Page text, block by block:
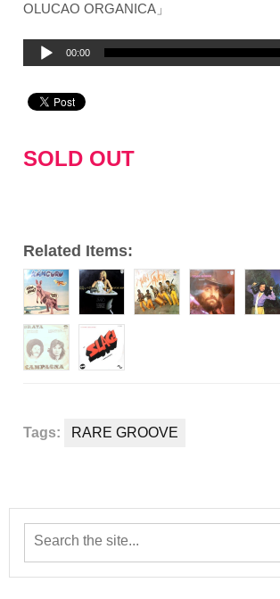
OLUCAO ORGANICA」
プ
ヤ
00:00
SOLD OUT
Related Items:
Tags: RARE GROOVE